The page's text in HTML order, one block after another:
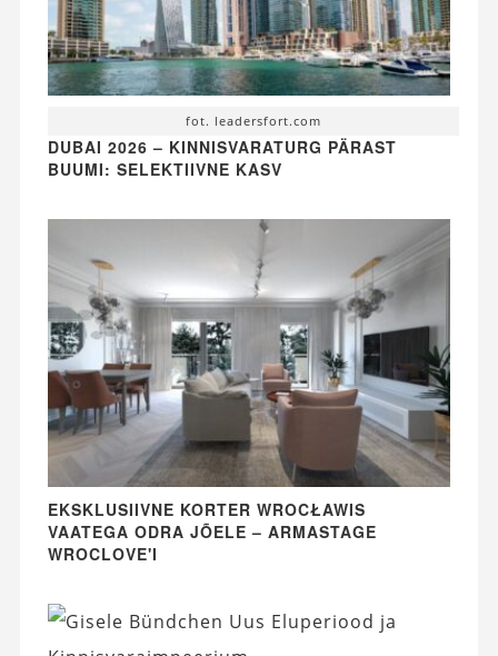
fot. leadersfort.com
DUBAI 2026 – KINNISVARATURG PÄRAST
BUUMI: SELEKTIIVNE KASV
EKSKLUSIIVNE KORTER WROCŁAWIS
VAATEGA ODRA JÕELE – ARMASTAGE
WROCLOVE'I